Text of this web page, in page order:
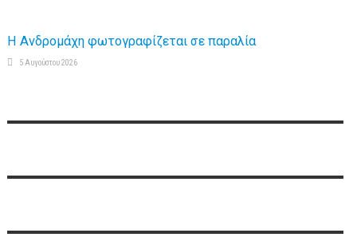
Η Ανδρομάχη φωτογραφίζεται σε παραλία
5 Αυγούστου 2026